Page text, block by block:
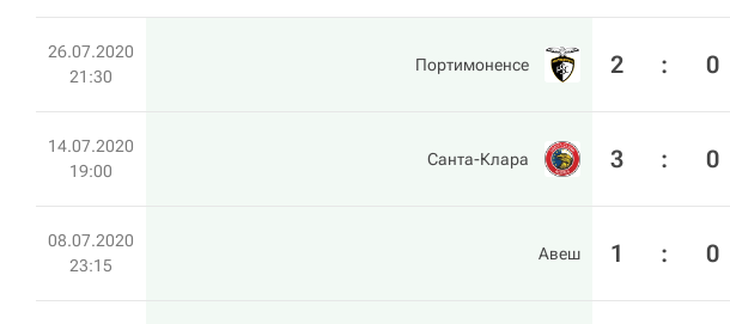
26.07.2020
21:30
Портимоненсе 2 : 0
14.07.2020
19:00
Санта-Клара 3 : 0
08.07.2020
23:15
Авеш 1 : 0